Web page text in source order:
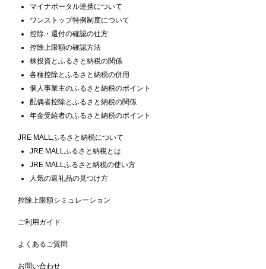
マイナポータル連携について
ワンストップ特例制度について
控除・還付の確認の仕方
控除上限額の確認方法
株投資とふるさと納税の関係
各種控除とふるさと納税の併用
個人事業主のふるさと納税のポイント
配偶者控除とふるさと納税の関係
年金受給者のふるさと納税のポイント
JRE MALLふるさと納税について
JRE MALLふるさと納税とは
JRE MALLふるさと納税の使い方
人気の返礼品の見つけ方
控除上限額シミュレーション
ご利用ガイド
よくあるご質問
お問い合わせ